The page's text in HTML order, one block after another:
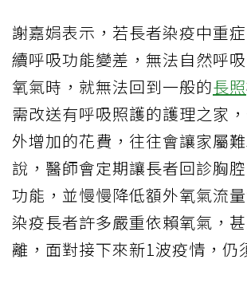
謝嘉娟表示，若長者染疫中重
續呼吸功能變差，無法自然呼
氧氣時，就無法回到一般的長照
需改送有呼吸照護的護理之家
外增加的花費，往往會讓家屬
說，醫師會定期讓長者回診胸
功能，並慢慢降低額外氧氣流
染疫長者許多嚴重依賴氧氣，
離，面對接下來新1波疫情，仍